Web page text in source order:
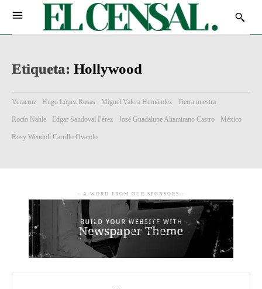
Etiqueta: Hollywood
Veracruz Hugo López Rosas Miguel Valera Hernández Tierra nuestra
Rocío Nahle Edgar Sandoval Pérez José Guadalupe Altamirano Castro México
Rosy Wendoli Carrillo Ovando
- A WORD FROM OUR SPONSORS -